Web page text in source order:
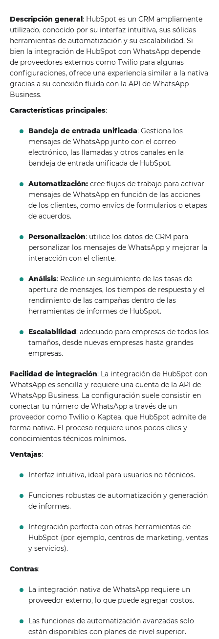
Descripción general: HubSpot es un CRM ampliamente
utilizado, conocido por su interfaz intuitiva, sus sólidas
herramientas de automatización y su escalabilidad. Si
bien la integración de HubSpot con WhatsApp depende
de proveedores externos como Twilio para algunas
configuraciones, ofrece una experiencia similar a la nativa
gracias a su conexión fluida con la API de WhatsApp
Business.
Características principales:
Bandeja de entrada unificada: Gestiona los
mensajes de WhatsApp junto con el correo
electrónico, las llamadas y otros canales en la
bandeja de entrada unificada de HubSpot.
Automatización:cree flujos de trabajo para activar
mensajes de WhatsApp en función de las acciones
de los clientes, como envíos de formularios o etapas
de acuerdos.
Personalización: utilice los datos de CRM para
personalizar los mensajes de WhatsApp y mejorar la
interacción con el cliente.
Análisis: Realice un seguimiento de las tasas de
apertura de mensajes, los tiempos de respuesta y el
rendimiento de las campañas dentro de las
herramientas de informes de HubSpot.
Escalabilidad: adecuado para empresas de todos los
tamaños, desde nuevas empresas hasta grandes
empresas.
Facilidad de integración: La integración de HubSpot con
WhatsApp es sencilla y requiere una cuenta de la API de
WhatsApp Business. La configuración suele consistir en
conectar tu número de WhatsApp a través de un
proveedor como Twilio o Kaptea, que HubSpot admite de
forma nativa. El proceso requiere unos pocos clics y
conocimientos técnicos mínimos.
Ventajas:
Interfaz intuitiva, ideal para usuarios no técnicos.
Funciones robustas de automatización y generación
de informes.
Integración perfecta con otras herramientas de
HubSpot (por ejemplo, centros de marketing, ventas
y servicios).
Contras:
La integración nativa de WhatsApp requiere un
proveedor externo, lo que puede agregar costos.
Las funciones de automatización avanzadas solo
están disponibles con planes de nivel superior.